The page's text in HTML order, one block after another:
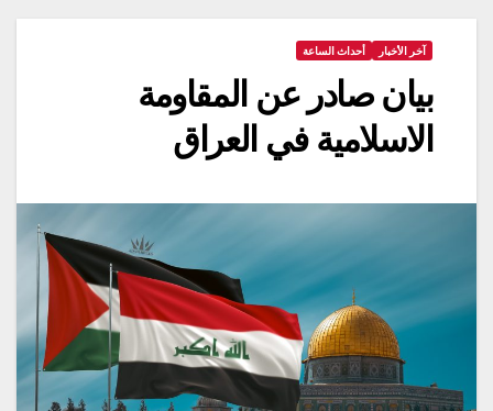
آخر الأخبار أحداث الساعة
بيان صادر عن المقاومة
الاسلامية في العراق